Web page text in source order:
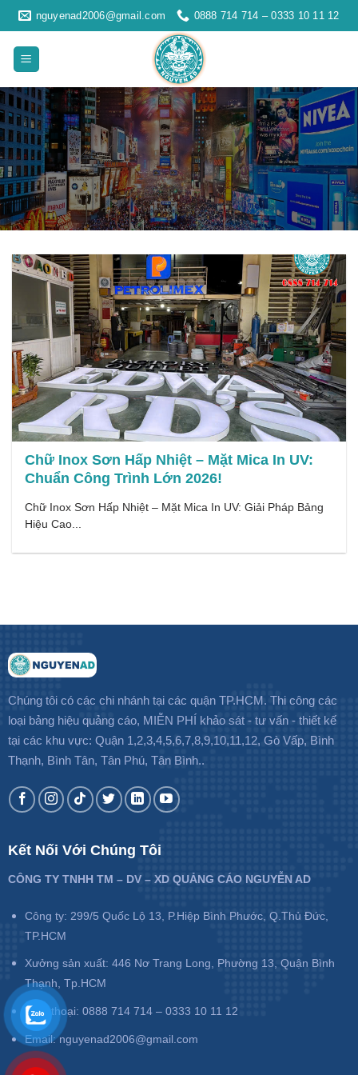
Skip
to
content
nguyenad2006@gmail.com 0888 714 714 – 0333 10 11 12
Chữ Inox Sơn Hấp Nhiệt – Mặt Mica In UV:
Chuẩn Công Trình Lớn 2026!
Chữ Inox Sơn Hấp Nhiệt – Mặt Mica In UV: Giải Pháp Bảng
Hiệu Cao...
Chúng tôi có các chi nhánh tại các quận TP.HCM. Thi công các
loại bảng hiệu quảng cáo, MIỄN PHÍ khảo sát - tư vấn - thiết kế
tại các khu vực: Quận 1,2,3,4,5,6,7,8,9,10,11,12, Gò Vấp, Bình
Thạnh, Bình Tân, Tân Phú, Tân Bình..
Kết Nối Với Chúng Tôi
CÔNG TY TNHH TM – DV – XD QUẢNG CÁO NGUYỄN AD
Công ty: 299/5 Quốc Lộ 13, P.Hiệp Bình Phước, Q.Thủ Đức,
TP.HCM
Xưởng sản xuất: 446 Nơ Trang Long, Phường 13, Quận Bình
Thạnh, Tp.HCM
Điện thoại: 0888 714 714 – 0333 10 11 12
Email: nguyenad2006@gmail.com